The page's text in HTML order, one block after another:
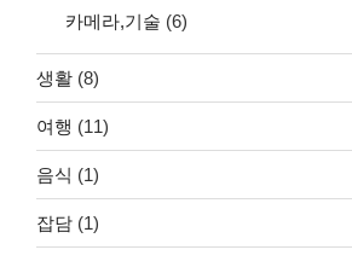
카메라,기술 (6)
생활 (8)
여행 (11)
음식 (1)
잡담 (1)